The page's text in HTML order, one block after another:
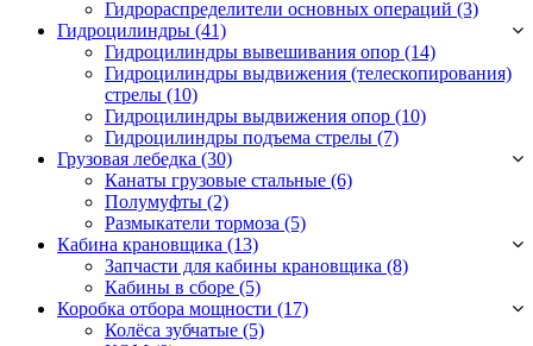
Гидрораспределители основных операций (3)
Гидроцилиндры (41)
Гидроцилиндры вывешивания опор (14)
Гидроцилиндры выдвижения (телескопирования)
стрелы (10)
Гидроцилиндры выдвижения опор (10)
Гидроцилиндры подъема стрелы (7)
Грузовая лебедка (30)
Канаты грузовые стальные (6)
Полумуфты (2)
Размыкатели тормоза (5)
Кабина крановщика (13)
Запчасти для кабины крановщика (8)
Кабины в сборе (5)
Коробка отбора мощности (17)
Колёса зубчатые (5)